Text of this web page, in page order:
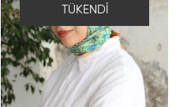
TÜKENDI